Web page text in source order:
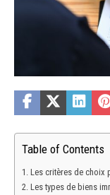
Table of Contents
Les critères de choix
Les types de biens